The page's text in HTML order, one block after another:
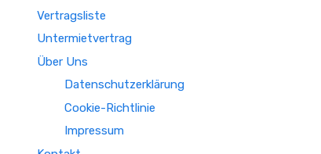
Vertragsliste
Untermietvertrag
Über Uns
Datenschutzerklärung
Cookie-Richtlinie
Impressum